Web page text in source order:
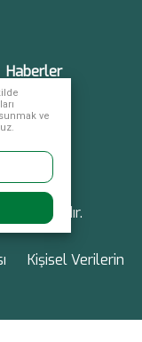
Haberler
İletişim
saklıdır.
Kişisel Verilerin
ve